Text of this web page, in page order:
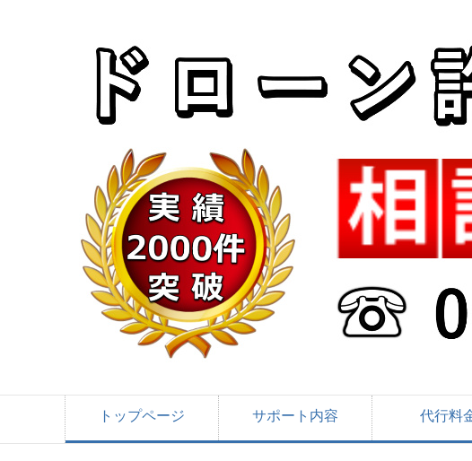
トップページ サポート内容 代行料